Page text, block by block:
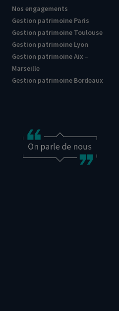
Nos engagements
Gestion patrimoine Paris
Gestion patrimoine Toulouse
Gestion patrimoine Lyon
Gestion patrimoine Aix –
Marseille
Gestion patrimoine Bordeaux